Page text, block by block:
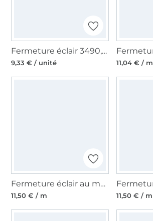
Fermeture éclair 3490, bleu clair
9,33 € / unité 11,04 € / m
Fermeture éclair au mètre, rouge vin
11,50 € / m 11,50 € / m